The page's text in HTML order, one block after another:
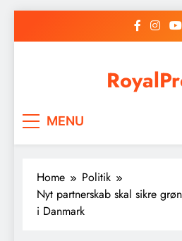
MENU
Home
Politik
Nyt partnerskab skal sikre
i Danmark